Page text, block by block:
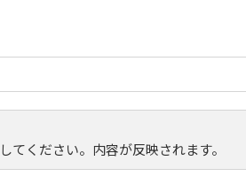
ください。内容が反映されます。